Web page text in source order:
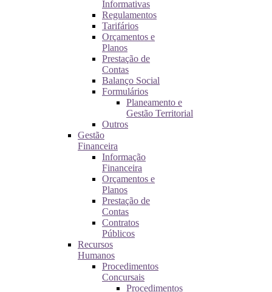
Informativas
Regulamentos
Tarifários
Orçamentos e
Planos
Prestação de
Contas
Balanço Social
Formulários
Planeamento e
Gestão Territorial
Outros
Gestão
Financeira
Informação
Financeira
Orçamentos e
Planos
Prestação de
Contas
Contratos
Públicos
Recursos
Humanos
Procedimentos
Concursais
Procedimentos